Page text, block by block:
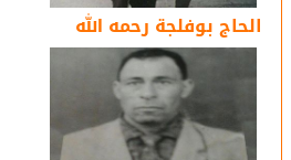
الحاج بوفلجة رحمه الله